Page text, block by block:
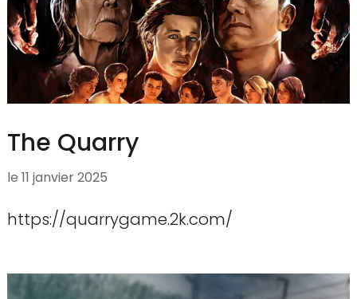
The Quarry
le 11 janvier 2025
https://quarrygame.2k.com/